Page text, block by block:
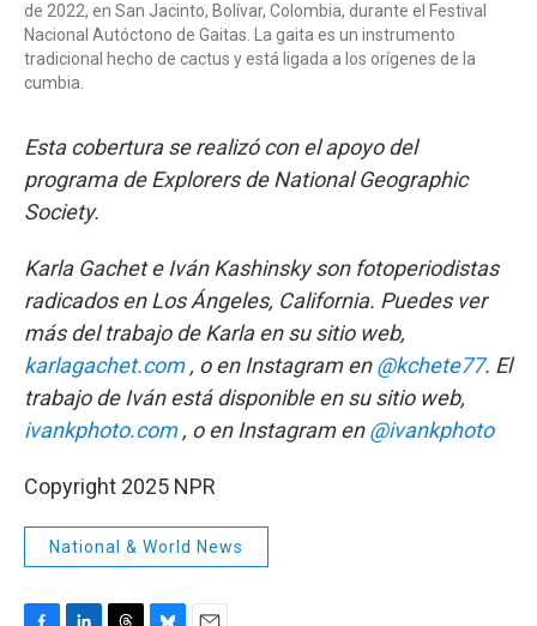
de 2022, en San Jacinto, Bolívar, Colombia, durante el Festival
Nacional Autóctono de Gaitas. La gaita es un instrumento
tradicional hecho de cactus y está ligada a los orígenes de la
cumbia.
Esta cobertura se realizó con el apoyo del
programa de Explorers de National Geographic
Society.
Karla Gachet e Iván Kashinsky son fotoperiodistas
radicados en Los Ángeles, California. Puedes ver
más del trabajo de Karla en su sitio web,
karlagachet.com, o en Instagram en@kchete77. El
trabajo de Iván está disponible en su sitio web,
ivankphoto.com, o en Instagram en@ivankphoto
Copyright 2025 NPR
National & World News